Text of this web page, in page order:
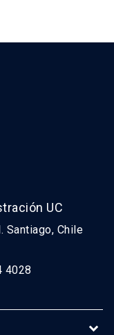
UC
Santiago, Chile
4028